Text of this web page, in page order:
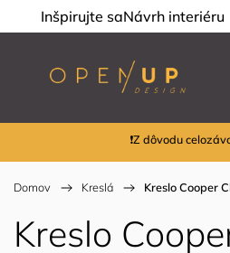
Inšpirujte saNávrh interiéru
❗Z dôvodu
Domov / Kreslá / Kreslo Cooper
Kreslo